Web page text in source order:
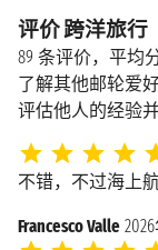
评价 跨洋旅行
89 条评价，平均
了解其他邮轮爱
评估他人的经验
不错，不过海上
Francesco Valle